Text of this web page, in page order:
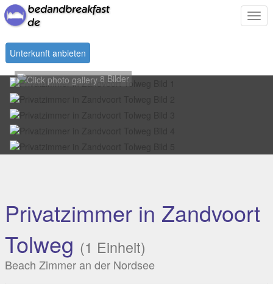
Unterkunft anbieten
8 Bilder
Privatzimmer in Zandvoort
Tolweg (1 Einheit)
Beach Zimmer an der Nordsee